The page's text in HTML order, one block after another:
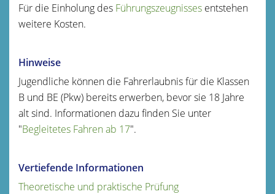
Für die Einholung des Führungszeugnisses entstehen
weitere Kosten.
Hinweise
Jugendliche können die Fahrerlaubnis für die Klassen
B und BE (Pkw) bereits erwerben, bevor sie 18 Jahre
alt sind. Informationen dazu finden Sie unter
"Begleitetes Fahren ab 17".
Vertiefende Informationen
Theoretische und praktische Prüfung